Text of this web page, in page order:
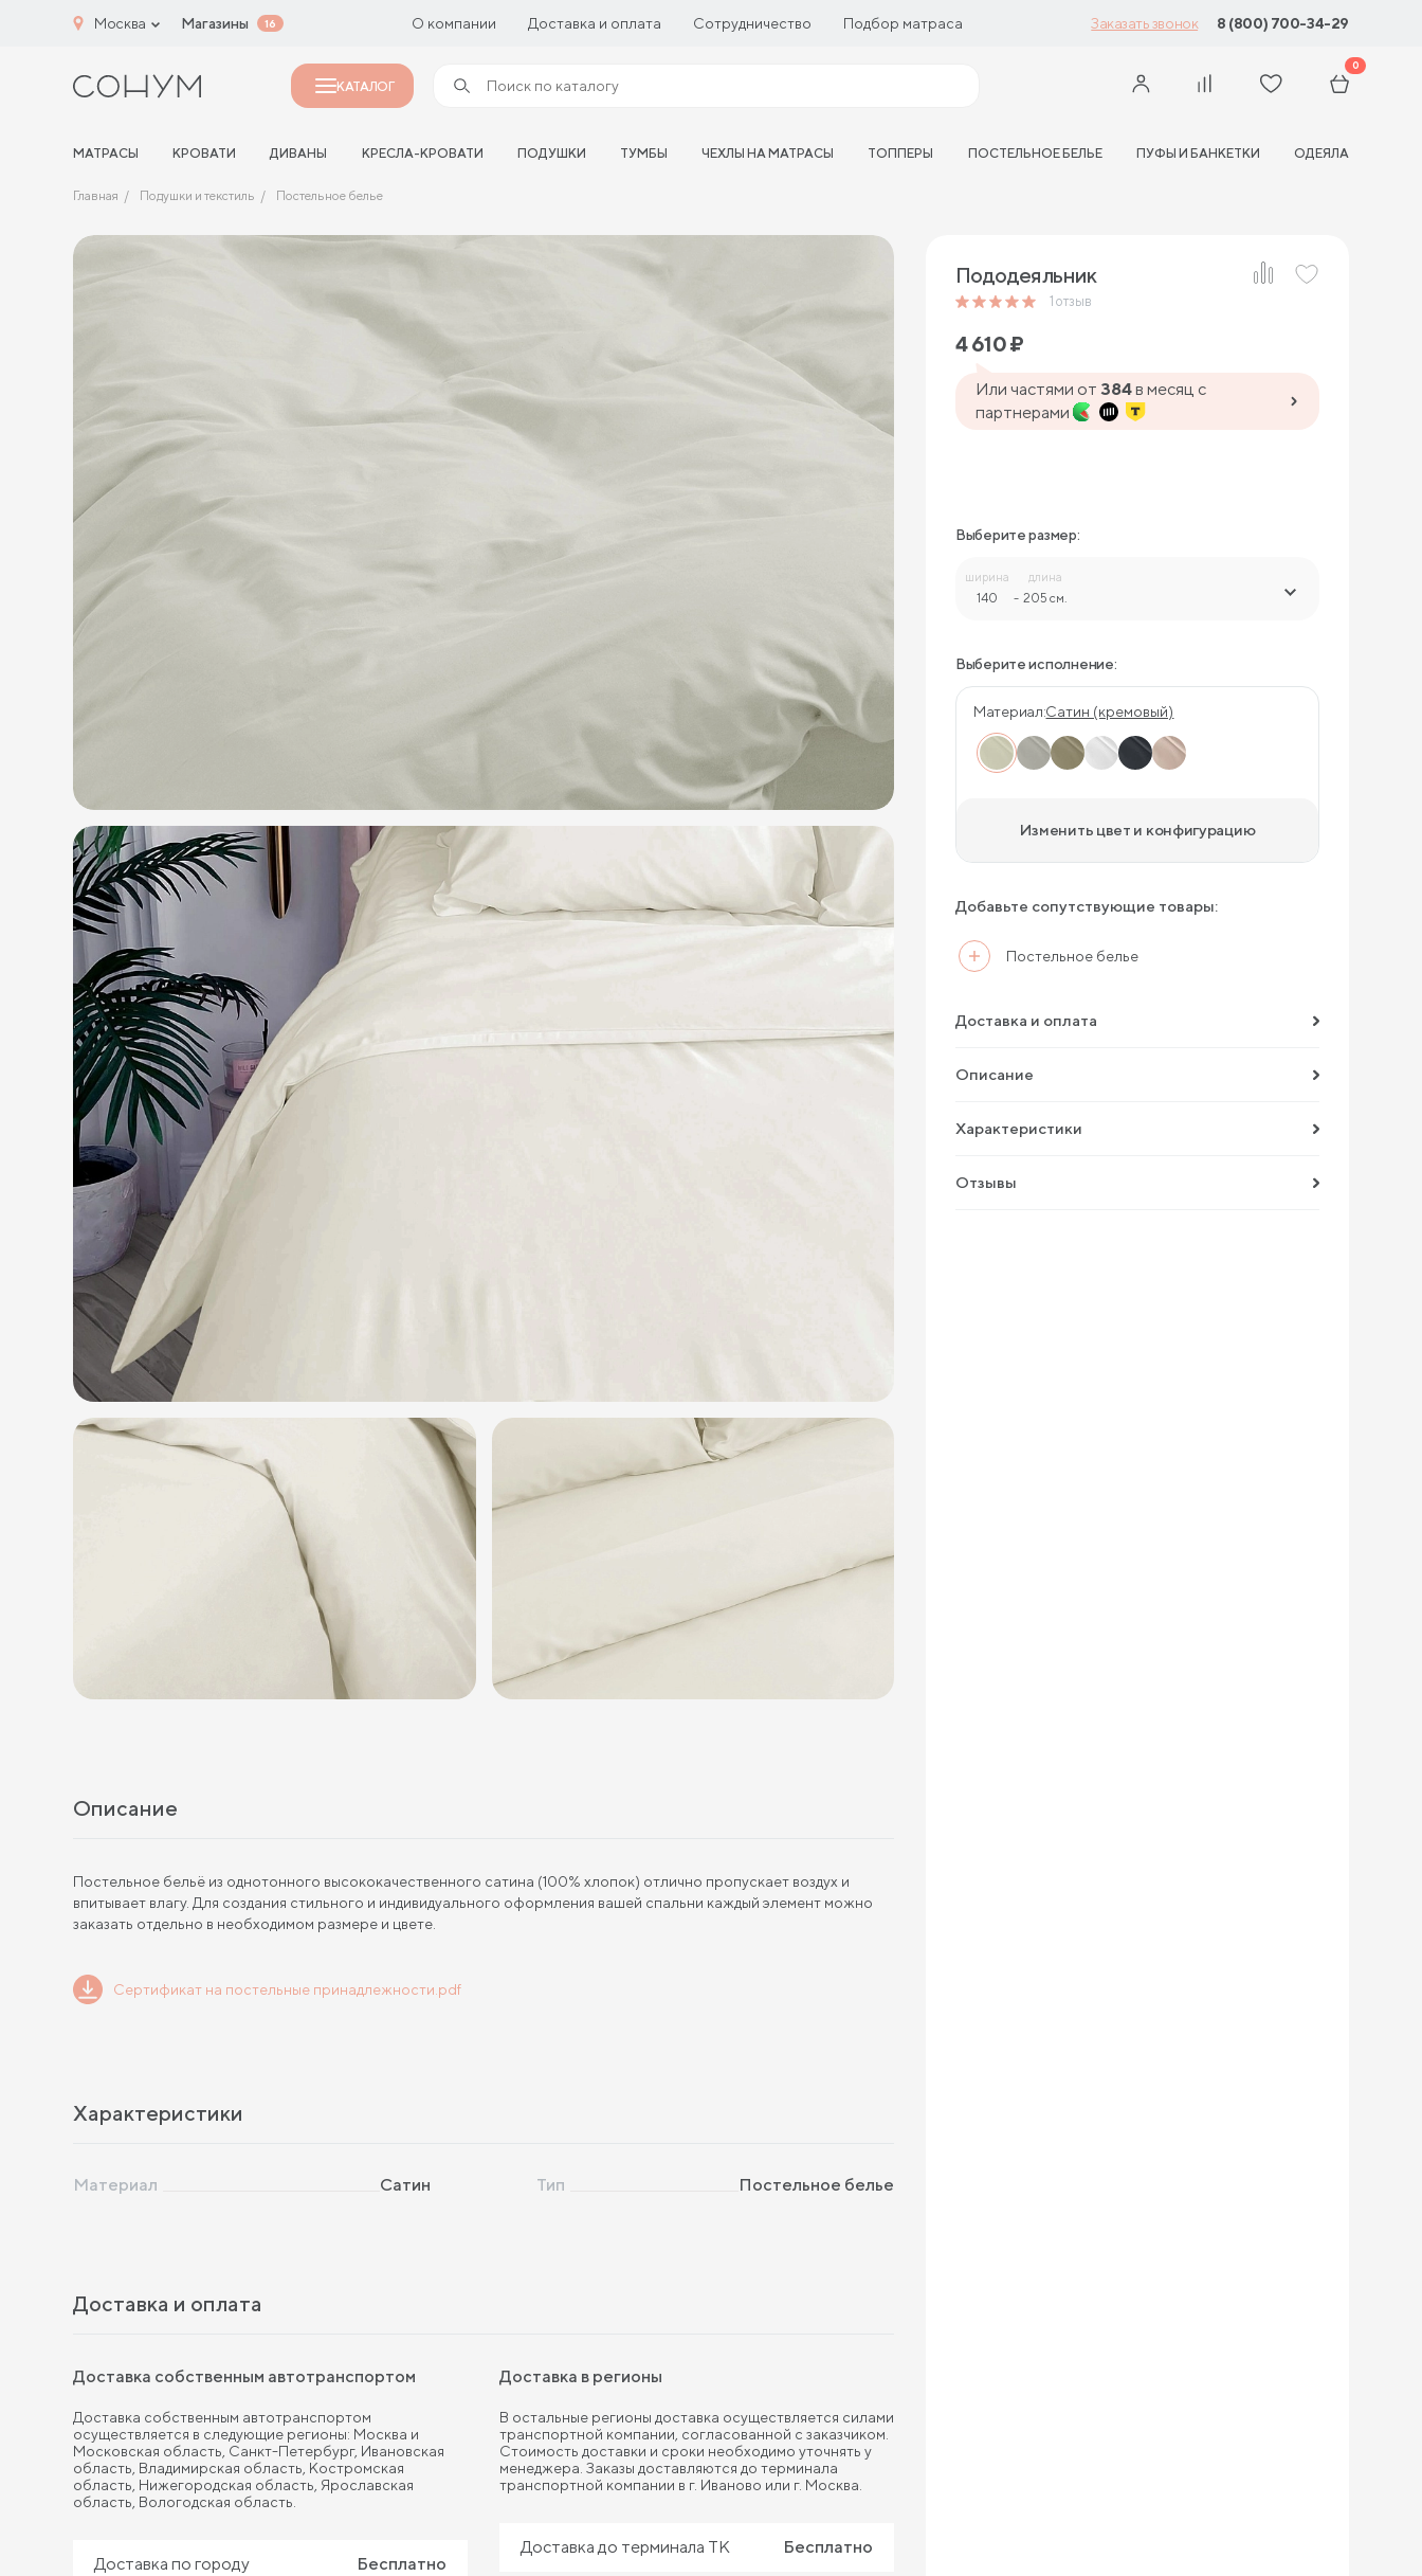
Москва Магазины 16 О компании Доставка и оплата Сотрудничество Подбор матраса Заказать звонок 8 (800) 700-34-29
КАТАЛОГ
0
МАТРАСЫ КРОВАТИ ДИВАНЫ КРЕСЛА-КРОВАТИ ПОДУШКИ ТУМБЫ ЧЕХЛЫ НА МАТРАСЫ ТОППЕРЫ ПОСТЕЛЬНОЕ БЕЛЬЕ ПУФЫ И БАНКЕТКИ ОДЕЯЛА
Главная Подушки и текстиль Постельное белье
Пододеяльник
1 отзыв
4 610₽
Или частями от 384в месяц с
партнерами
Выберите размер:
ширина
140 -
длина
205 см.
Выберите исполнение:
Материал:Сатин (кремовый)
Изменить цвет и конфигурацию
Добавьте сопутствующие товары:
Постельное белье
Доставка и оплата
Описание
Характеристики
Отзывы
Описание
Постельное бельё из однотонного высококачественного сатина (100% хлопок) отлично пропускает воздух и
впитывает влагу. Для создания стильного и индивидуального оформления вашей спальни каждый элемент можно
заказать отдельно в необходимом размере и цвете.
Сертификат на постельные принадлежности.pdf
Характеристики
Материал Сатин Тип Постельное белье
Доставка и оплата
Доставка собственным автотранспортом
Доставка собственным автотранспортом
осуществляется в следующие регионы: Москва и
Московская область, Санкт-Петербург, Ивановская
область, Владимирская область, Костромская
область, Нижегородская область, Ярославская
область, Вологодская область.
Доставка по городу Бесплатно
Доставка в регионы
В остальные регионы доставка осуществляется силами
транспортной компании, согласованной с заказчиком.
Стоимость доставки и сроки необходимо уточнять у
менеджера. Заказы доставляются до терминала
транспортной компании в г. Иваново или г. Москва.
Доставка до терминала ТК Бесплатно